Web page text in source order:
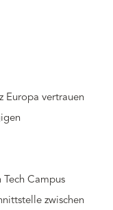
Europa vertrauen
Campus
zwischen